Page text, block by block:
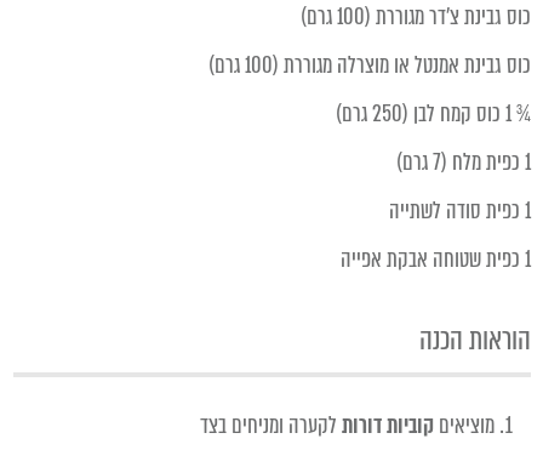
כוס גבינת צ'דר מגוררת (100 גרם)
כוס גבינת אמנטל או מוצרלה מגוררת (100 גרם)
¾ 1 כוס קמח לבן (250 גרם)
1 כפית מלח (7 גרם)
1 כפית סודה לשתייה
1 כפית שטוחה אבקת אפייה
הוראות הכנה
מוציאים קוביות דורותלקערה ומניחים בצד